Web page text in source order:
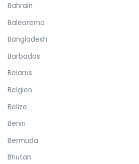
Bahrain
Balearerna
Bangladesh
Barbados
Belarus
Belgien
Belize
Benin
Bermuda
Bhutan